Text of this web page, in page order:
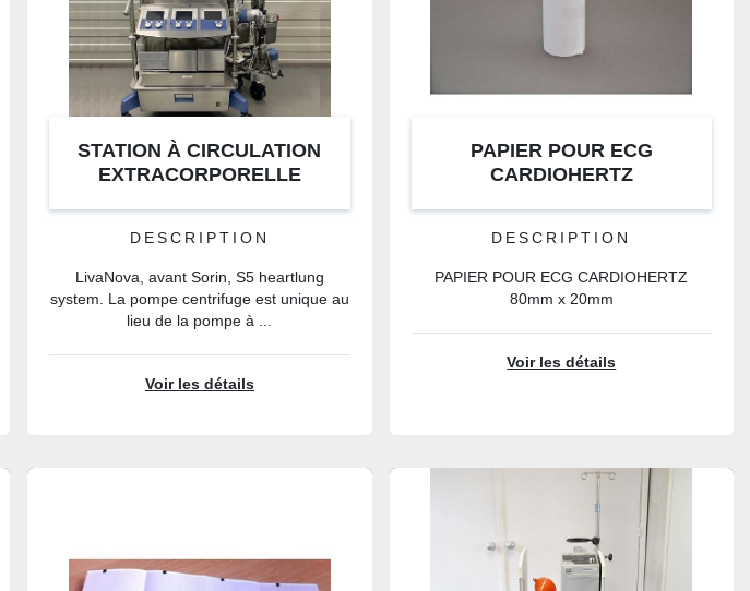
STATION À CIRCULATION
EXTRACORPORELLE
DESCRIPTION
LivaNova, avant Sorin, S5 heartlung
system. La pompe centrifuge est unique au
lieu de la pompe à ...
Voir les détails
PAPIER POUR ECG
CARDIOHERTZ
DESCRIPTION
PAPIER POUR ECG CARDIOHERTZ
80mm x 20mm
Voir les détails